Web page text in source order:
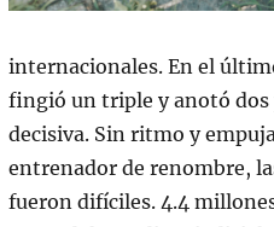
internacionales. En el
fingió un triple y anotó dos
decisiva. Sin ritmo y
entrenador de renombre,
fueron difíciles. 4.4